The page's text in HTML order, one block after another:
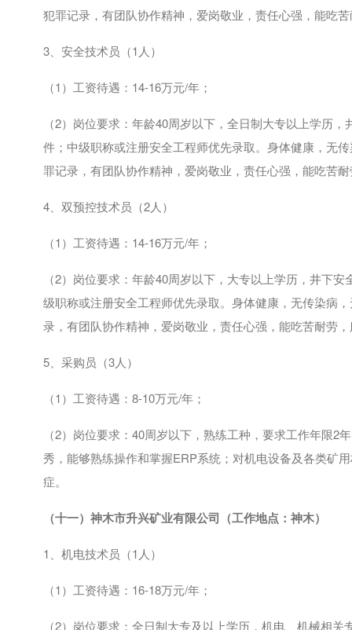
犯罪记录，有团队协作精神，爱岗敬业，责任心强，能吃
3、安全技术员（1 人）
（1）工资待遇： 14-16万元/年；
（2）岗位要求：年龄40周岁以下，全日制大专以上学历，
件；中级职称或注册安全工程师优先录取。身体健康，无
罪记录，有团队协作精神，爱岗敬业，责任心强，能吃苦
4、双预控技术员（2人）
（1）工资待遇： 14-16万元/年；
（2）岗位要求：年龄40周岁以下，大专以上学历，井下安
级职称或注册安全工程师优先录取。身体健康，无传染病
录，有团队协作精神，爱岗敬业，责任心强，能吃苦耐劳
5、采购员（3人）
（1）工资待遇： 8-10万元/年；
（2）岗位要求： 40周岁以下，熟练工种，要求工作年限2
秀，能够熟练操作和掌握ERP系统；对机电设备及各类矿
症。
（十一）神木市升兴矿业有限公司 （工作地点：神木）
1、机电技术员（1 人）
（1）工资待遇： 16-18万元/年；
（2）岗位要求：全日制大专及以上学历，机电、机械相关